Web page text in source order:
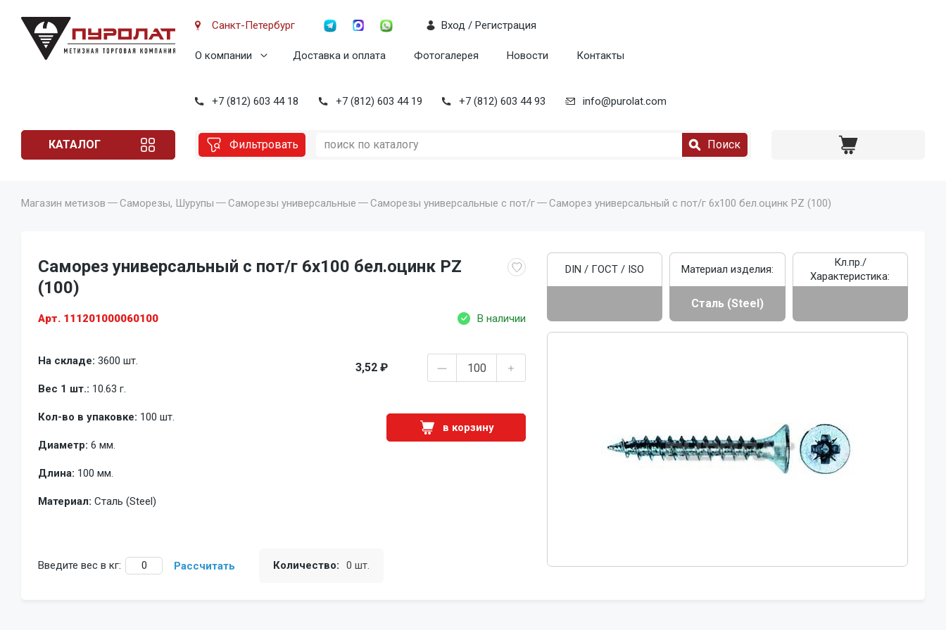
Санкт-Петербург
О компании Доставка и оплата Фотогалерея Новости Контакты
Вход / Регистрация
+7 (812) 603 44 18 +7 (812) 603 44 19 +7 (812) 603 44 93 info@purolat.com
КАТАЛОГ Фильтровать Поиск
Магазин метизов Саморезы, Шурупы Саморезы универсальные Саморезы универсальные с пот/г Саморез универсальный с пот/г 6х100 бел.оцинк PZ (100)
Саморез универсальный с пот/г 6х100 бел.оцинк PZ
(100)
Арт. 111201000060100 В наличии
На складе: 3600 шт.
Вес 1 шт.: 10.63 г.
Кол-во в упаковке: 100 шт.
Диаметр: 6 мм.
Длина: 100 мм.
Материал: Сталь (Steel)
3,52 ₽
в корзину
Введите вес в кг: Рассчитать Количество: 0 шт.
DIN / ГОСТ / ISO Материал изделия:
Сталь (Steel)
Кл.пр./
Характеристика: